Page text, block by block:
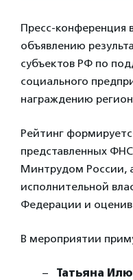
Пресс-конференция
объявлению
субъектов РФ по
социального
награждению
Рейтинг
представленных
Минтрудом России,
исполнительной
Федерации и
В мероприятии
Татьяна